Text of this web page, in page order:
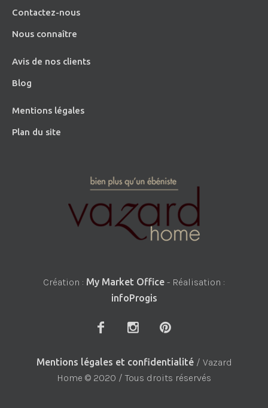
Contactez-nous
Nous connaître
Avis de nos clients
Blog
Mentions légales
Plan du site
Création : My Market Office - Réalisation :
infoProgis
Mentions légales et confidentialité/ Vazard
Home © 2020 / Tous droits réservés